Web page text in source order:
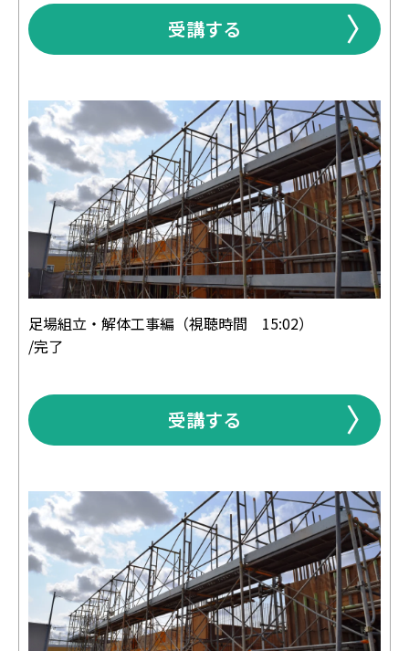
受講する
足場組立・解体工事編（視聴時間 15:02）
/完了
受講する